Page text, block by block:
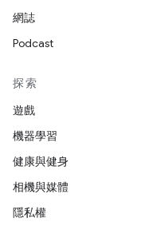
網誌
Podcast
探索
遊戲
機器學習
健康與健身
相機與媒體
隱私權